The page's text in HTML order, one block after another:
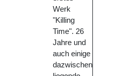
Werk
"Killing
Time". 26
Jahre und
auch einige
dazwischen